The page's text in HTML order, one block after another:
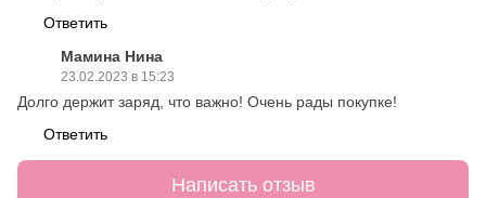
Ответить
Мамина Нина
23.02.2023 в 15:23
Долго держит заряд, что важно! Очень рады покупке!
Ответить
Написать отзыв